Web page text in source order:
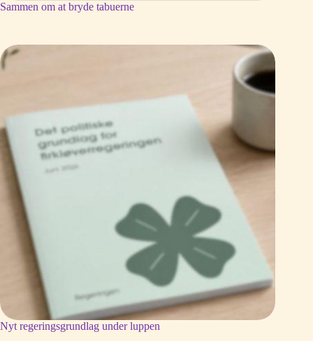
Sammen om at bryde tabuerne
Nyt regeringsgrundlag under luppen